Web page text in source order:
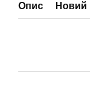
Опис Новий